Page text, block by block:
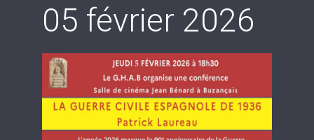
05 février 2026